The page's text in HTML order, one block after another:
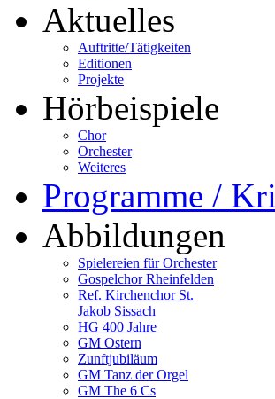
Aktuelles
Auftritte/Tätigkeiten
Editionen
Projekte
Hörbeispiele
Chor
Orchester
Weiteres
Programme /
Abbildungen
Spielereien für Orchester
Gospelchor Rheinfelden
Ref. Kirchenchor St.
Jakob Sissach
HG 400 Jahre
GM Ostern
Zunftjubiläum
GM Tanz der Orgel
GM The 6 Cs